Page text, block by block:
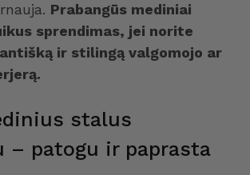
Prabangūs mediniai
sprendimas, jei norite
ir stilingą valgomojo ar
stalus
– patogu ir paprasta